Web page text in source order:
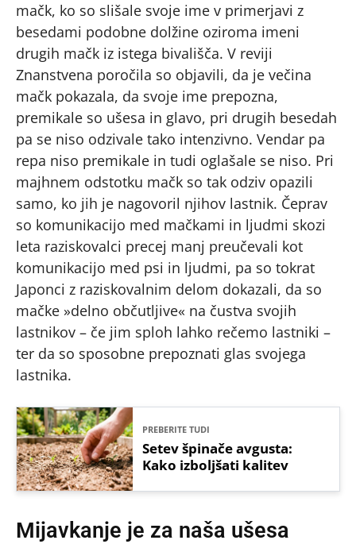
mačk, ko so slišale svoje ime v primerjavi z
besedami podobne dolžine oziroma imeni
drugih mačk iz istega bivališča. V reviji
Znanstvena poročila so objavili, da je večina
mačk pokazala, da svoje ime prepozna,
premikale so ušesa in glavo, pri drugih besedah
pa se niso odzivale tako intenzivno. Vendar pa
repa niso premikale in tudi oglašale se niso. Pri
majhnem odstotku mačk so tak odziv opazili
samo, ko jih je nagovoril njihov lastnik. Čeprav
so komunikacijo med mačkami in ljudmi skozi
leta raziskovalci precej manj preučevali kot
komunikacijo med psi in ljudmi, pa so tokrat
Japonci z raziskovalnim delom dokazali, da so
mačke »delno občutljive« na čustva svojih
lastnikov – če jim sploh lahko rečemo lastniki –
ter da so sposobne prepoznati glas svojega
lastnika.
PREBERITE TUDI
Setev špinače avgusta:
Kako izboljšati kalitev
Mijavkanje je za naša ušesa